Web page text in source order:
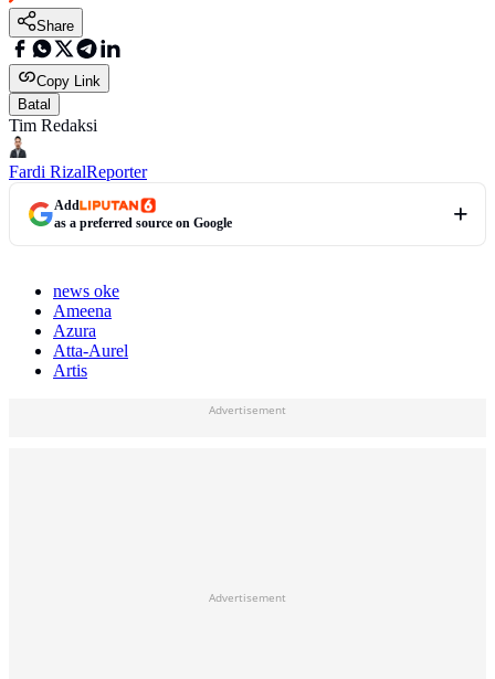
Share
Copy Link
Batal
Tim Redaksi
Fardi RizalReporter
Add
as a preferred source on Google
news oke
Ameena
Azura
Atta-Aurel
Artis
Advertisement
Advertisement